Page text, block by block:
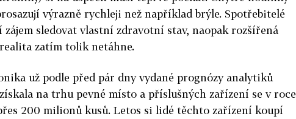
výrazně rychleji než například brýle. Spotřebitelé
zájem sledovat vlastní zdravotní stav, naopak rozšířená
zatím tolik netáhne.
už podle před pár dny vydané prognózy analytiků
na trhu pevné místo a příslušných zařízení se v roce
200 milionů kusů. Letos si lidé těchto zařízení koupí